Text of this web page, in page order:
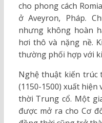
cho phong cách
ở Aveyron, Pháp.
nhưng không hoàn
hơi thô và nặng nề.
thường phối hợp với
Nghệ thuật kiến trúc
(1150-1500) xuất
thời Trung cổ. Một
được mở ra cho Cơ